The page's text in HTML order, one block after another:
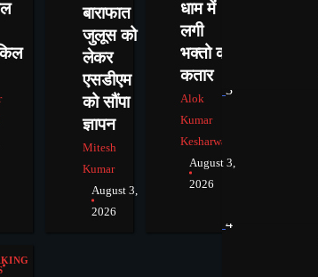
बाराफात
जुलूस को
लेकर
एसडीएम
को सौंपा
ज्ञापन
Mitesh
Kumar
August 3,
2026
धाम में
लगी
भक्तो की
कतार
Alok
Kumar
Kesharwani
August 3,
2026
3
4